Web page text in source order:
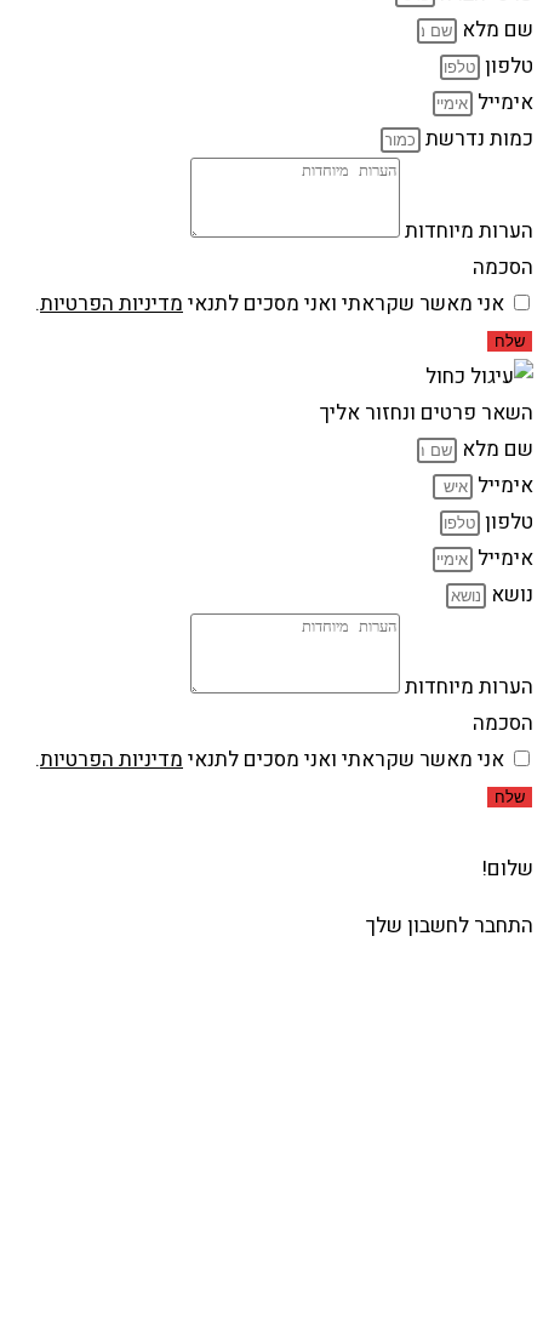
שם מלא
טלפון
אימייל
כמות נדרשת
הערות מיוחדות
הסכמה
אני מאשר שקראתי ואני מסכים לתנאימדיניות הפרטיות.
שלח
השאר פרטים ונחזור אליך
שם מלא
אימייל
טלפון
אימייל
נושא
הערות מיוחדות
הסכמה
אני מאשר שקראתי ואני מסכים לתנאימדיניות הפרטיות.
שלח
שלום!
התחבר לחשבון שלך